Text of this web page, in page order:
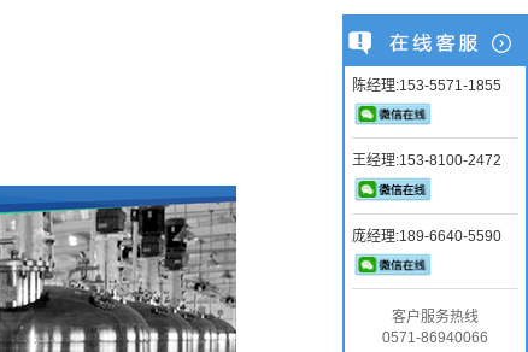
陈经理:153-5571-1855
王经理:153-8100-2472
庞经理:189-6640-5590
客户服务热线
0571-86940066